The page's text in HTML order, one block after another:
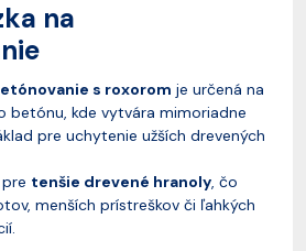
na
s roxorom je určená na
betónu, kde vytvára mimoriadne
pre uchytenie užších drevených
tenšie drevené hranoly, čo
menších prístreškov či ľahkých